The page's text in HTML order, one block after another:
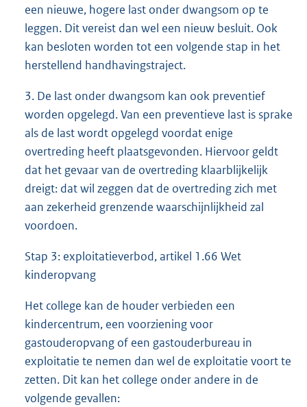
een nieuwe, hogere last onder dwangsom op te
leggen. Dit vereist dan wel een nieuw besluit. Ook
kan besloten worden tot een volgende stap in het
herstellend handhavingstraject.
3. De last onder dwangsom kan ook preventief
worden opgelegd. Van een preventieve last is sprake
als de last wordt opgelegd voordat enige
overtreding heeft plaatsgevonden. Hiervoor geldt
dat het gevaar van de overtreding klaarblijkelijk
dreigt: dat wil zeggen dat de overtreding zich met
aan zekerheid grenzende waarschijnlijkheid zal
voordoen.
Stap 3: exploitatieverbod, artikel 1.66 Wet
kinderopvang
Het college kan de houder verbieden een
kindercentrum, een voorziening voor
gastouderopvang of een gastouderbureau in
exploitatie te nemen dan wel de exploitatie voort te
zetten. Dit kan het college onder andere in de
volgende gevallen: